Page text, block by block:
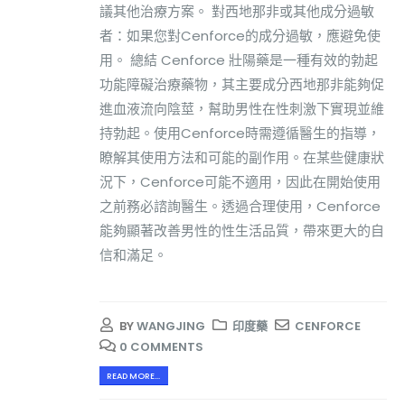
議其他治療方案。 對西地那非或其他成分過敏
者：如果您對Cenforce的成分過敏，應避免使
用。 總結 Cenforce 壯陽藥是一種有效的勃起
功能障礙治療藥物，其主要成分西地那非能夠促
進血液流向陰莖，幫助男性在性刺激下實現並維
持勃起。使用Cenforce時需遵循醫生的指導，
瞭解其使用方法和可能的副作用。在某些健康狀
況下，Cenforce可能不適用，因此在開始使用
之前務必諮詢醫生。透過合理使用，Cenforce
能夠顯著改善男性的性生活品質，帶來更大的自
信和滿足。
BYWANGJING 印度藥
CENFORCE
0 COMMENTS
READ MORE...